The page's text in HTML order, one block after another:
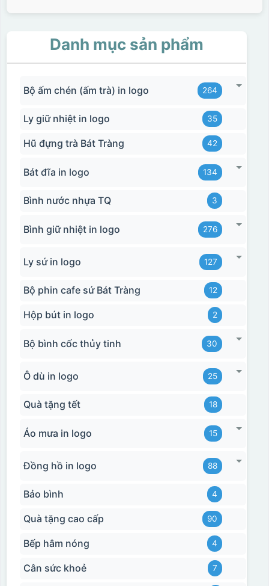
Danh mục sản phẩm
Bộ ấm chén (ấm trà) in logo 264
Ly giữ nhiệt in logo 35
Hũ đựng trà Bát Tràng 42
Bát đĩa in logo 134
Bình nước nhựa TQ 3
Bình giữ nhiệt in logo 276
Ly sứ in logo 127
Bộ phin cafe sứ Bát Tràng 12
Hộp bút in logo 2
Bộ bình cốc thủy tinh 30
Ô dù in logo 25
Quà tặng tết 18
Áo mưa in logo 15
Đồng hồ in logo 88
Bảo bình 4
Quà tặng cao cấp 90
Bếp hâm nóng 4
Cân sức khoẻ 7